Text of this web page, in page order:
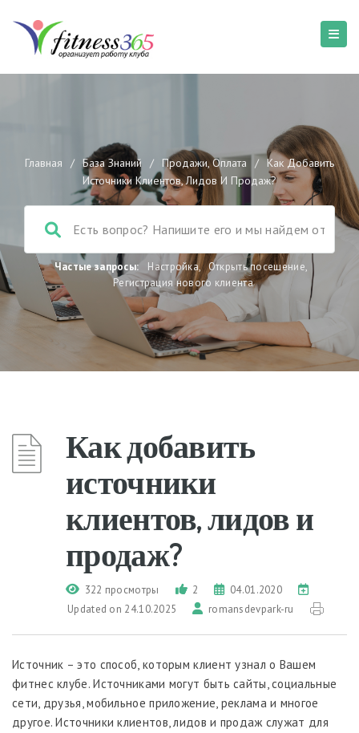
Главная / База Знаний / Продажи, Оплата / Как Добавить
Источники Клиентов, Лидов И Продаж?
Частые запросы: Настройка, Открыть посещение,
Регистрация нового клиента
Как добавить
источники
клиентов, лидов и
продаж?
322 просмотры 2
04.01.2020
Updated on 24.10.2025
romansdevpark-ru
Источник – это способ, которым клиент узнал о Вашем
фитнес клубе. Источниками могут быть сайты, социальные
сети, друзья, мобильное приложение, реклама и многое
другое. Источники клиентов, лидов и продаж служат для